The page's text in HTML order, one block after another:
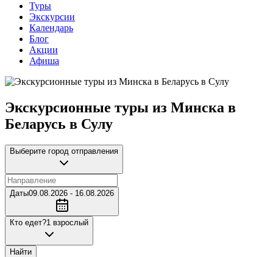
Туры
Экскурсии
Календарь
Блог
Акции
Афиша
Экскурсионные туры из Минска в
Беларусь в Сулу
Выберите город отправления
Даты09.08.2026 - 16.08.2026
Кто едет?1 взрослый
Найти